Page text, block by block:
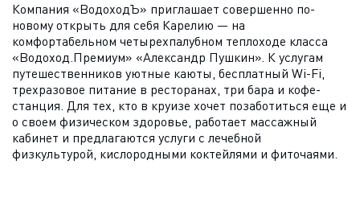
Компания «ВодоходЪ» приглашает совершенно по-
новому открыть для себя Карелию — на
комфортабельном четырехпалубном теплоходе класса
«Водоход.Премиум» «Александр Пушкин». К услугам
путешественников уютные каюты, бесплатный Wi-Fi,
трехразовое питание в ресторанах, три бара и кофе-
станция. Для тех, кто в круизе хочет позаботиться еще и
о своем физическом здоровье, работает массажный
кабинет и предлагаются услуги с лечебной
физкультурой, кислородными коктейлями и фиточаями.